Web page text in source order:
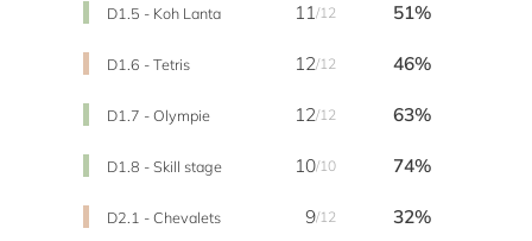
D1.5 - Koh Lanta 11/12 51%
D1.6 - Tetris 12/12 46%
D1.7 - Olympie 12/12 63%
D1.8 - Skill stage 10/10 74%
D2.1 - Chevalets 9/12 32%